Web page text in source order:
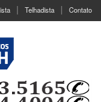
Telhadista Contato